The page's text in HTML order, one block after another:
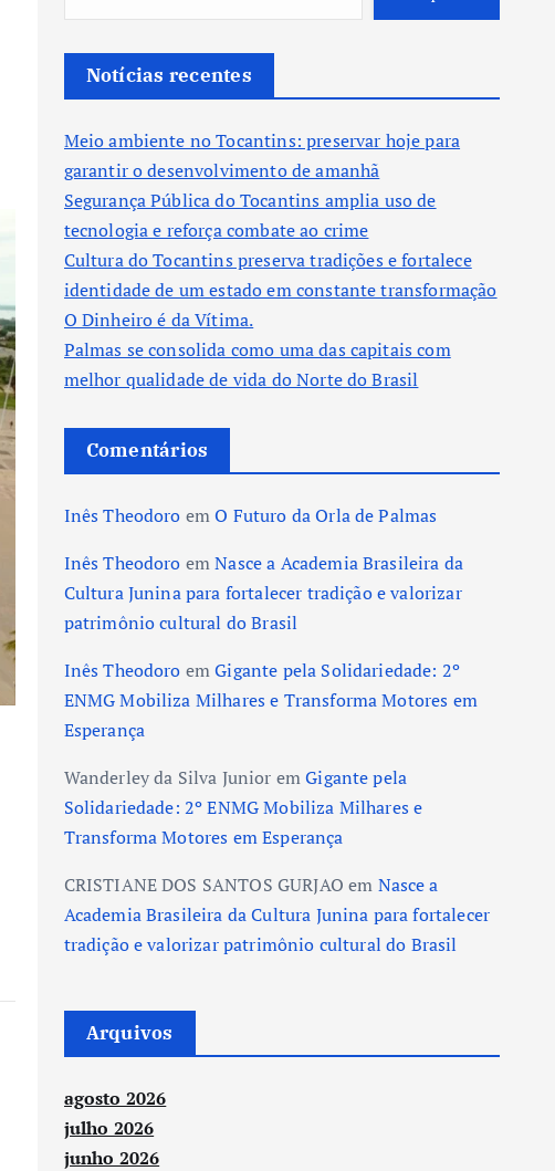
Notícias recentes
Meio ambiente no Tocantins: preservar hoje para
garantir o desenvolvimento de amanhã
Segurança Pública do Tocantins amplia uso de
tecnologia e reforça combate ao crime
Cultura do Tocantins preserva tradições e fortalece
identidade de um estado em constante transformação
O Dinheiro é da Vítima.
Palmas se consolida como uma das capitais com
melhor qualidade de vida do Norte do Brasil
Comentários
Inês Theodoro emO Futuro da Orla de Palmas
Inês Theodoro emNasce a Academia Brasileira da
Cultura Junina para fortalecer tradição e valorizar
patrimônio cultural do Brasil
Inês Theodoro emGigante pela Solidariedade: 2º
ENMG Mobiliza Milhares e Transforma Motores em
Esperança
Wanderley da Silva Junior emGigante pela
Solidariedade: 2º ENMG Mobiliza Milhares e
Transforma Motores em Esperança
CRISTIANE DOS SANTOS GURJAO em Nasce a
Academia Brasileira da Cultura Junina para fortalecer
tradição e valorizar patrimônio cultural do Brasil
Arquivos
agosto 2026
julho 2026
junho 2026